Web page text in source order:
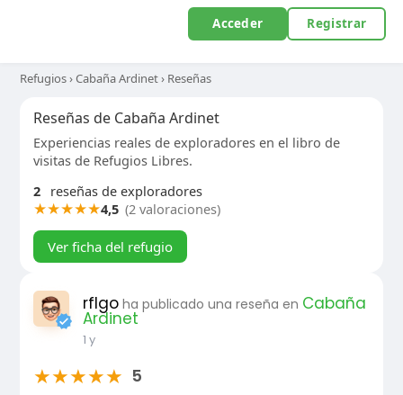
Acceder Registrar
Refugios›Cabaña Ardinet› Reseñas
Reseñas de Cabaña Ardinet
Experiencias reales de exploradores en el libro de
visitas de Refugios Libres.
2
reseñas de exploradores
★★★★★4,5 (2 valoraciones)
Ver ficha del refugio
rflgo ha publicado una reseña en Cabaña
Ardinet
1 y
★★★★★ 5